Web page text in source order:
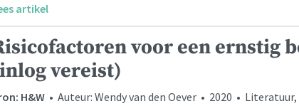
artikel
voor een ernstig
vereist)
H&W • Auteur: Wendy van den Oever • 2020 •